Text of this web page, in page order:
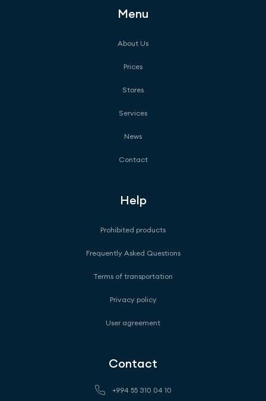
Menu
About Us
Prices
Stores
Services
News
Contact
Help
Prohibited products
Frequently Asked Questions
Terms of transportation
Privacy policy
User agreement
Contact
+994 55 310 04 10